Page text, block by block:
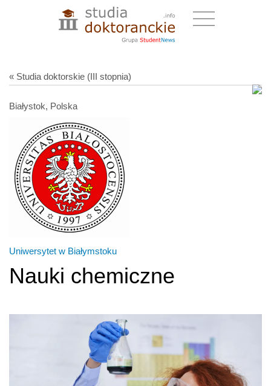
« Studia doktorskie (III stopnia)
Białystok, Polska
Uniwersytet w Białymstoku
Nauki chemiczne